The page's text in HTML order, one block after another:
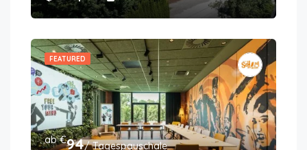
FEATURED
ab €94/ Tagespauschale